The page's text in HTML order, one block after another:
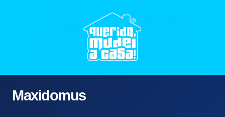
Maxidomus